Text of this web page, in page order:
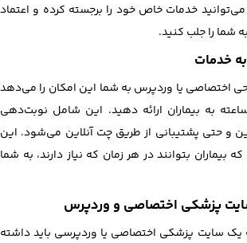
خدمات خاص خود را برجسته کرده و اعتماد
شما را جلب کنید.
اختصاصی یا وردپرس به شما این امکان را می‌دهد
خدمات خود را 24 ساعته به بیماران ارائه دهید. این شامل نوبت‌دهی
و حتی پشتیبانی از طریق چت آنلاین می‌شود. این
بیماران بتوانند در هر زمان که نیاز دارند، به شما
پزشکی اختصاصی و وردپرس
یک سایت پزشکی اختصاصی یا وردپرسی باید داشته